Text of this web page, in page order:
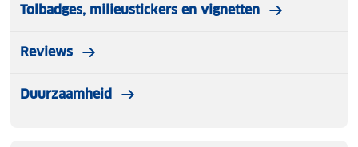
Tolbadges, milieustickers en vignetten
Reviews
Duurzaamheid